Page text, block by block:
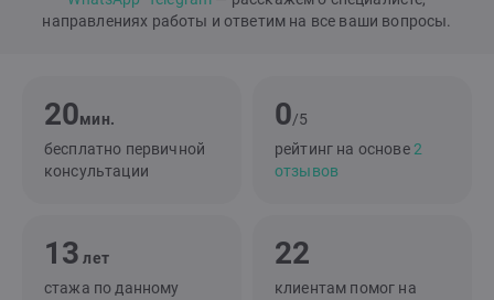
направлениях работы и ответим на все ваши вопросы.
20мин.
бесплатно первичной
консультации
0/5
рейтинг на основе2
отзывов
13 лет
стажа по данному
22
клиентам помог на